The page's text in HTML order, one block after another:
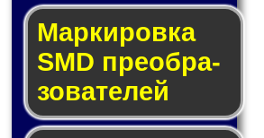
Мар­ки­ров­ка
SMD пре­об­ра­
зо­ва­те­лей